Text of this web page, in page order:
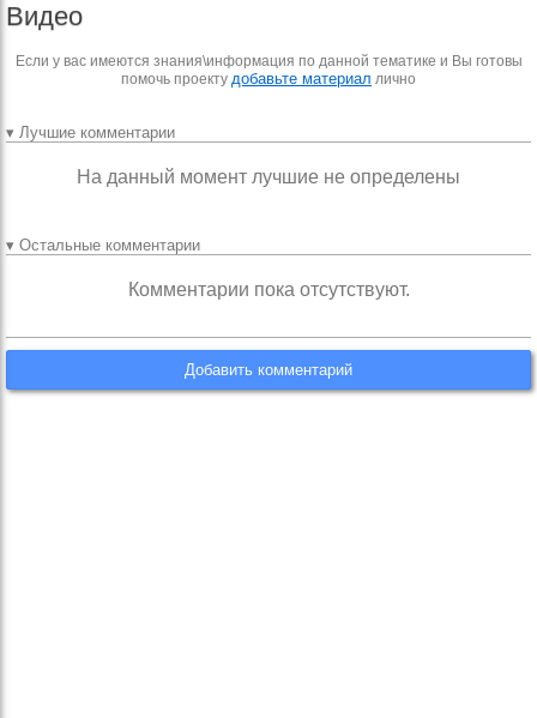
Видео
Если у вас имеются знания\информация по данной тематике и Вы готовы
помочь проекту добавьте материал лично
▾ Лучшие комментарии
На данный момент лучшие не определены
▾ Остальные комментарии
Комментарии пока отсутствуют.
Добавить комментарий